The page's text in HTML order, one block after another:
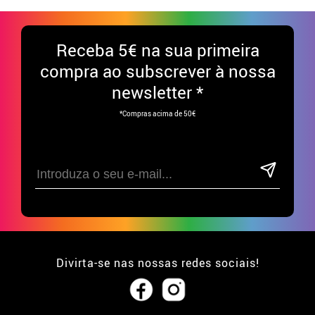
Receba 5€ na sua primeira
compra ao subscrever à nossa
newsletter *
*Compras acima de 50€
Divirta-se nas nossas redes sociais!